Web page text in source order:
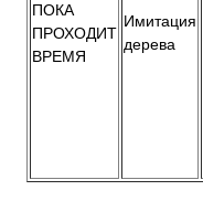
ПОКА
ПРОХОДИТ
ВРЕМЯ
Имитация
дерева